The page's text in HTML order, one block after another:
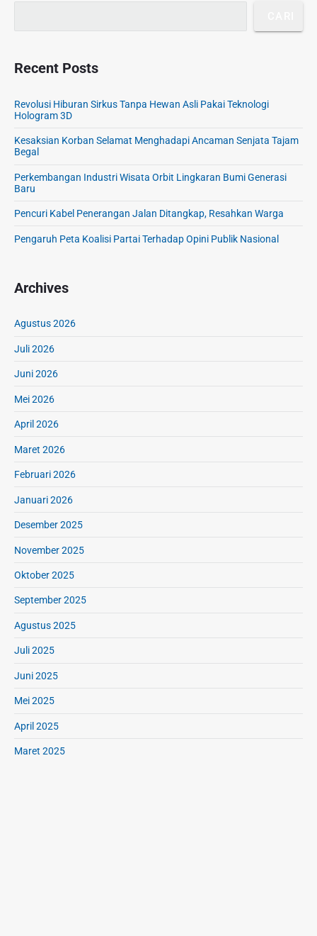
Recent Posts
Revolusi Hiburan Sirkus Tanpa Hewan Asli Pakai Teknologi
Hologram 3D
Kesaksian Korban Selamat Menghadapi Ancaman Senjata Tajam
Begal
Perkembangan Industri Wisata Orbit Lingkaran Bumi Generasi
Baru
Pencuri Kabel Penerangan Jalan Ditangkap, Resahkan Warga
Pengaruh Peta Koalisi Partai Terhadap Opini Publik Nasional
Archives
Agustus 2026
Juli 2026
Juni 2026
Mei 2026
April 2026
Maret 2026
Februari 2026
Januari 2026
Desember 2025
November 2025
Oktober 2025
September 2025
Agustus 2025
Juli 2025
Juni 2025
Mei 2025
April 2025
Maret 2025